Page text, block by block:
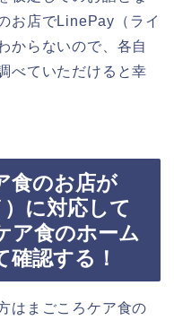
お店でLinePay（ライ
からないので、各自
べていただけると幸
食のお店が
に対応して
ア食のホーム
認する！
はまごころケア食の